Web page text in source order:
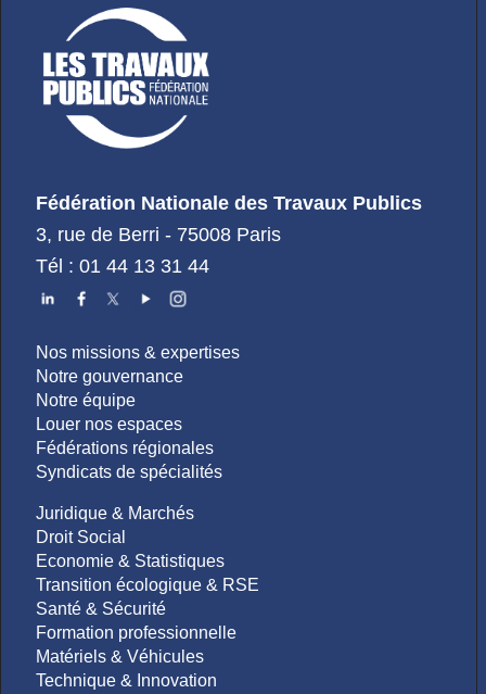
Fédération Nationale des Travaux Publics
3, rue de Berri - 75008 Paris
Tél : 01 44 13 31 44
Nos missions & expertises
Notre gouvernance
Notre équipe
Louer nos espaces
Fédérations régionales
Syndicats de spécialités
Juridique & Marchés
Droit Social
Economie & Statistiques
Transition écologique & RSE
Santé & Sécurité
Formation professionnelle
Matériels & Véhicules
Technique & Innovation